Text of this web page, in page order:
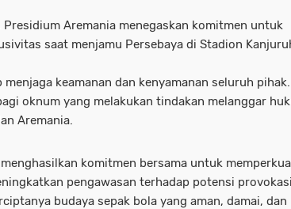
Presidium Aremania menegaskan komitmen untuk
saat menjamu Persebaya di Stadion
menjaga keamanan dan kenyamanan seluruh
oknum yang melakukan tindakan melanggar
Aremania.
komitmen bersama untuk
pengawasan terhadap potensi
budaya sepak bola yang aman, damai, dan